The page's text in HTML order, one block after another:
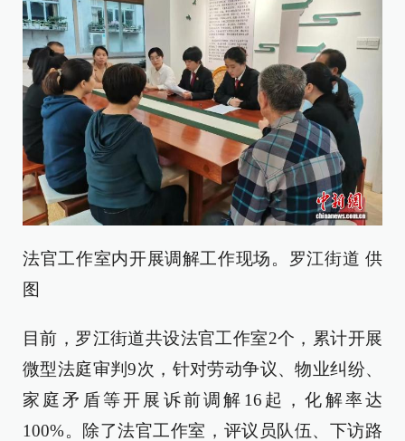
法官工作室内开展调解工作现场。罗江街道 供
图
目前，罗江街道共设法官工作室2个，累计开展
微型法庭审判9次，针对劳动争议、物业纠纷、
家庭矛盾等开展诉前调解16起，化解率达
100%。除了法官工作室，评议员队伍、下访路